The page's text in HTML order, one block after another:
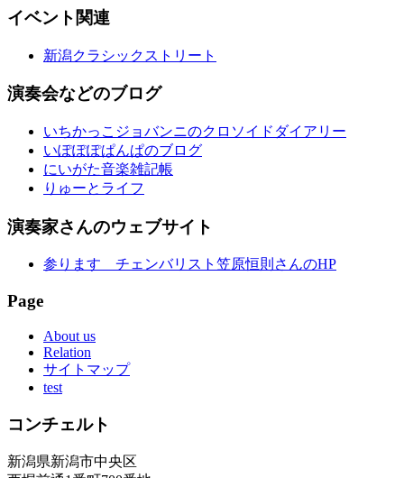
イベント関連
新潟クラシックストリート
演奏会などのブログ
いちかっこジョバンニのクロソイドダイアリー
いぽぽぽぱんぱのブログ
にいがた音楽雑記帳
りゅーとライフ
演奏家さんのウェブサイト
参ります チェンバリスト笠原恒則さんのHP
Page
About us
Relation
サイトマップ
test
コンチェルト
新潟県新潟市中央区